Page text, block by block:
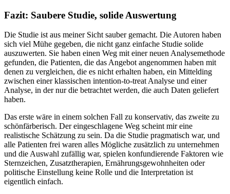
Fazit: Saubere Studie, solide Auswertung
Die Studie ist aus meiner Sicht sauber gemacht. Die Autoren haben
sich viel Mühe gegeben, die nicht ganz einfache Studie solide
auszuwerten. Sie haben einen Weg mit einer neuen Analysemethode
gefunden, die Patienten, die das Angebot angenommen haben mit
denen zu vergleichen, die es nicht erhalten haben, ein Mittelding
zwischen einer klassischen intention-to-treat Analyse und einer
Analyse, in der nur die betrachtet werden, die auch Daten geliefert
haben.
Das erste wäre in einem solchen Fall zu konservativ, das zweite zu
schönfärberisch. Der eingeschlagene Weg scheint mir eine
realistische Schätzung zu sein. Da die Studie pragmatisch war, und
alle Patienten frei waren alles Mögliche zusätzlich zu unternehmen
und die Auswahl zufällig war, spielen konfundierende Faktoren wie
Sternzeichen, Zusatztherapien, Ernährungsgewohnheiten oder
politische Einstellung keine Rolle und die Interpretation ist
eigentlich einfach.